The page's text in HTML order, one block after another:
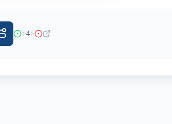
>4>